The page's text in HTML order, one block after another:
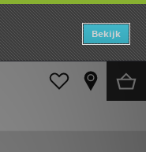
Bekijk